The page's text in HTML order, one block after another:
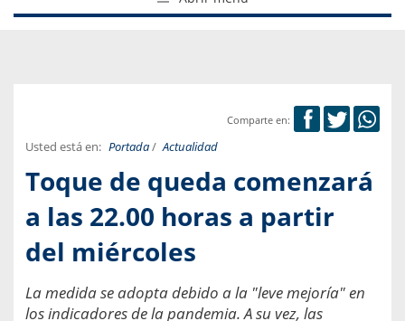
Comparte en:
Usted está en: Portada/ Actualidad
Toque de queda comenzará
a las 22.00 horas a partir
del miércoles
La medida se adopta debido a la "leve mejoría" en
los indicadores de la pandemia. A su vez, las